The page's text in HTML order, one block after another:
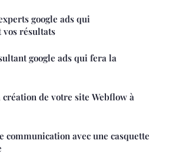
google ads qui
résultats
google ads qui fera la
création de votre site Webflow à
communication avec une casquette